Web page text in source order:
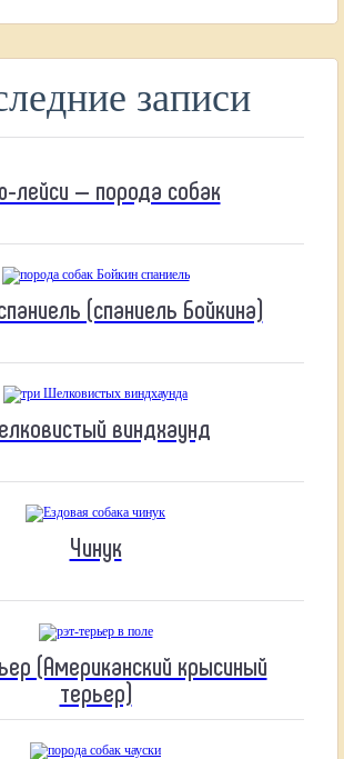
записи
лейси — порода собак
(спаниель Бойкина)
виндхаунд
Чинук
(Американский крысиный
терьер)